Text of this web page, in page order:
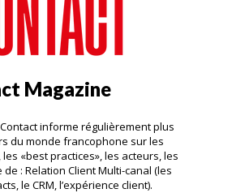
Magazine
informe régulièrement plus
du monde francophone sur les
«best practices», les acteurs, les
: Relation Client Multi-canal (les
le CRM, l’expérience client).